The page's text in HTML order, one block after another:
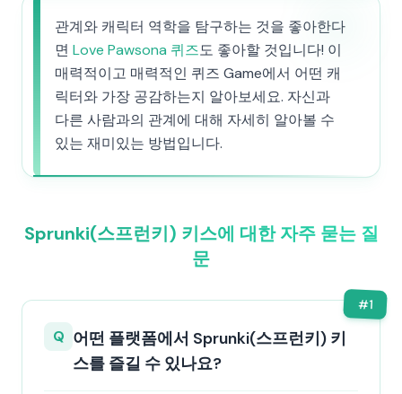
관계와 캐릭터 역학을 탐구하는 것을 좋아한다
면 Love Pawsona 퀴즈도 좋아할 것입니다! 이
매력적이고 매력적인 퀴즈 Game에서 어떤 캐
릭터와 가장 공감하는지 알아보세요. 자신과
다른 사람과의 관계에 대해 자세히 알아볼 수
있는 재미있는 방법입니다.
Sprunki(스프런키) 키스에 대한 자주 묻는 질
문
#1
Q 어떤 플랫폼에서 Sprunki(스프런키) 키
스를 즐길 수 있나요?